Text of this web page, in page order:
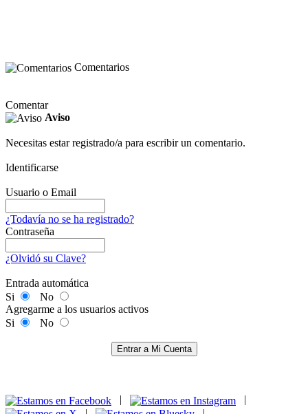
Comentarios
Comentar
Aviso
Necesitas estar registrado/a para escribir un comentario.
Identificarse
Usuario o Email
¿Todavía no se ha registrado?
Contraseña
¿Olvidó su Clave?
Entrada automática
Si
No
Agregarme a los usuarios activos
Si
No
Entrar a Mi Cuenta
|
|